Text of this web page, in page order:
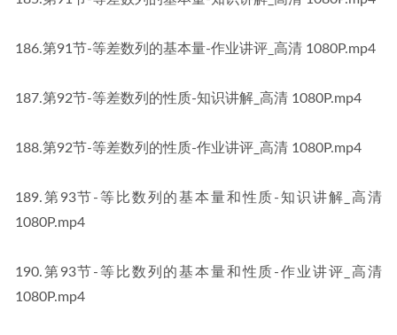
​186​.第91节-等差数列的基本量-作业讲评_高清 1080P​​.mp4
​187​.第92节-等差数列的性质-知识讲解_高清 1080P​​.mp4
​188​.第92节-等差数列的性质-作业讲评_高清 1080P​​.mp4
​189​.第93节-等比数列的基本量和性质-知识讲解_高清
1080P​​.mp4
​190​.第93节-等比数列的基本量和性质-作业讲评_高清
1080P​​.mp4